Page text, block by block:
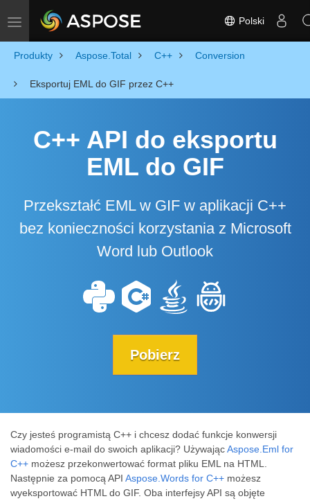
Toggle navigation Polski
Produkty Aspose.Total C++ Conversion
Eksportuj EML do GIF przez C++
C++ API do eksportu
EML do GIF
Przekształć EML w GIF w aplikacji C++
bez konieczności korzystania z Microsoft
Word lub Outlook
Pobierz
Czy jesteś programistą C++ i chcesz dodać funkcje konwersji
wiadomości e-mail do swoich aplikacji? UżywającAspose.Eml for
C++ możesz przekonwertować format pliku EML na HTML.
Następnie za pomocą API Aspose.Words for C++ możesz
wyeksportować HTML do GIF. Oba interfejsy API są objęte